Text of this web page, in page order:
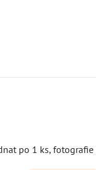
po 1 ks,